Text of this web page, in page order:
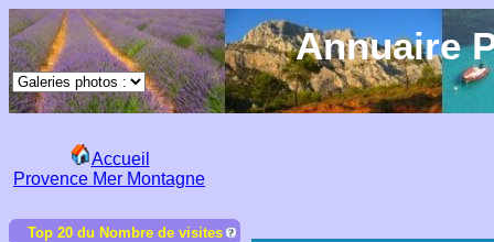
Annuaire
Accueil
Provence Mer Montagne
Top 20 du Nombre de visites